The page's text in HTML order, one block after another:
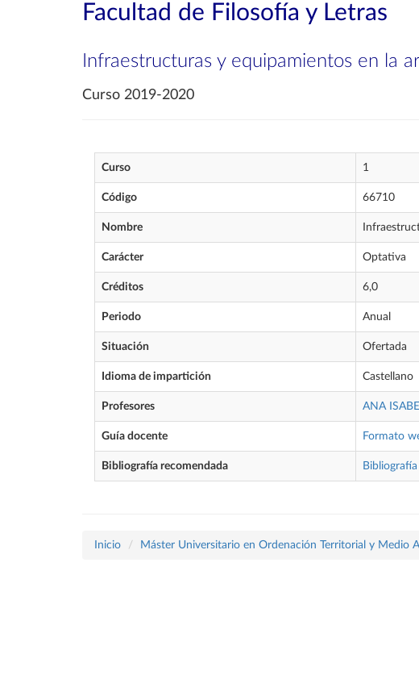
Facultad de Filosofía y Letras
Infraestructuras y equipamientos en la
Curso 2019-2020
Curso 1
Código 66710
Nombre
Carácter Optativa
Créditos 6,0
Periodo Anual
Situación Ofertada
Idioma de impartición Castellano
Profesores ANA
Guía docente Formato
Bibliografía recomendada Bibliografía
Inicio Máster Universitario en Ordenación Territorial y Medio